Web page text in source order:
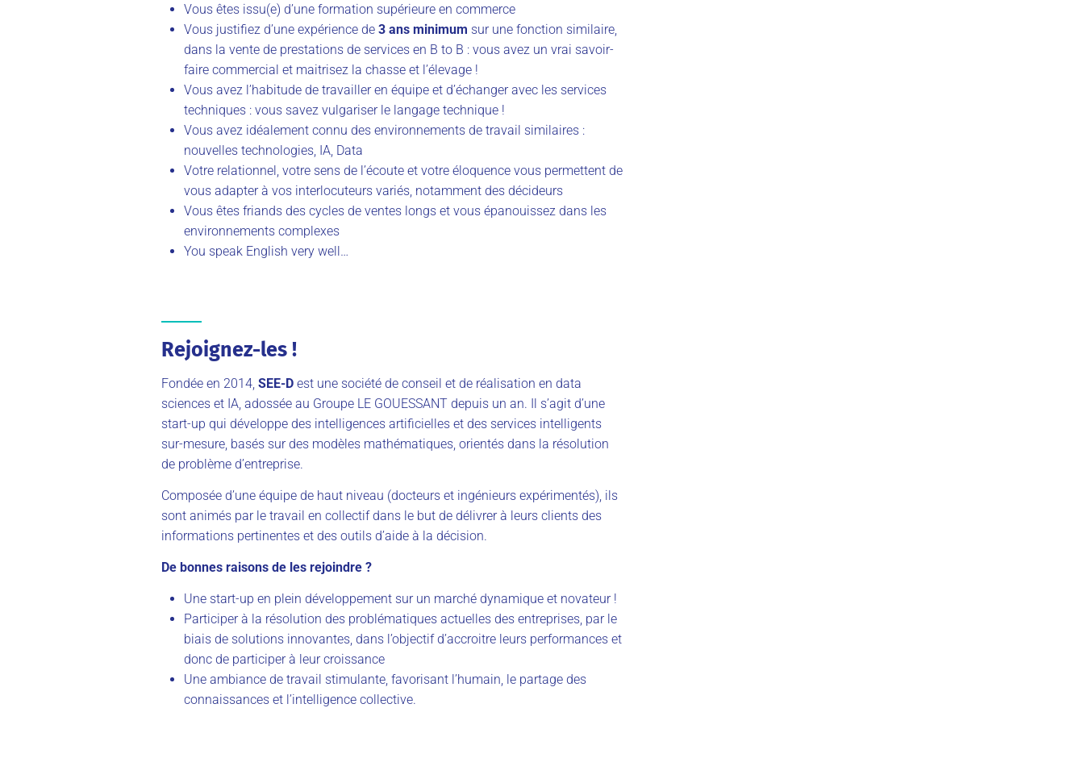
Vous êtes issu(e) d’une formation supérieure en commerce
Vous justifiez d’une expérience de 3 ans minimum sur une fonction similaire,
dans la vente de prestations de services en B to B : vous avez un vrai savoir-
faire commercial et maitrisez la chasse et l’élevage !
Vous avez l’habitude de travailler en équipe et d’échanger avec les services
techniques : vous savez vulgariser le langage technique !
Vous avez idéalement connu des environnements de travail similaires :
nouvelles technologies, IA, Data
Votre relationnel, votre sens de l’écoute et votre éloquence vous permettent de
vous adapter à vos interlocuteurs variés, notamment des décideurs
Vous êtes friands des cycles de ventes longs et vous épanouissez dans les
environnements complexes
You speak English very well…
Rejoignez-les !
Fondée en 2014, SEE-D est une société de conseil et de réalisation en data
sciences et IA, adossée au Groupe LE GOUESSANT depuis un an. Il s’agit d’une
start-up qui développe des intelligences artificielles et des services intelligents
sur-mesure, basés sur des modèles mathématiques, orientés dans la résolution
de problème d’entreprise.
Composée d’une équipe de haut niveau (docteurs et ingénieurs expérimentés), ils
sont animés par le travail en collectif dans le but de délivrer à leurs clients des
informations pertinentes et des outils d’aide à la décision.
De bonnes raisons de les rejoindre ?
Une start-up en plein développement sur un marché dynamique et novateur !
Participer à la résolution des problématiques actuelles des entreprises, par le
biais de solutions innovantes, dans l’objectif d’accroitre leurs performances et
donc de participer à leur croissance
Une ambiance de travail stimulante, favorisant l’humain, le partage des
connaissances et l’intelligence collective.